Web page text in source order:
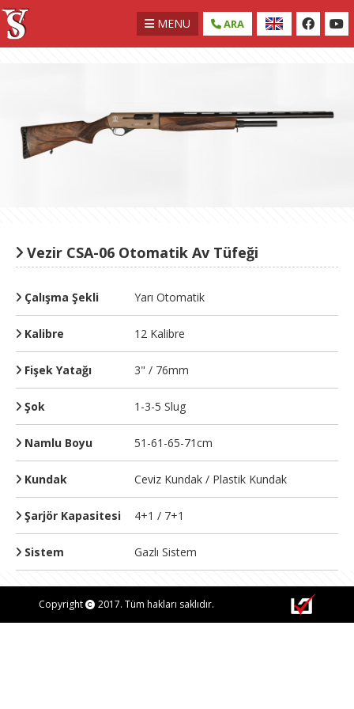
MENU ARA
Vezir CSA-06 Otomatik Av Tüfeği
Çalışma Şekli Yarı Otomatik
Kalibre 12 Kalibre
Fişek Yatağı 3" / 76mm
Şok 1-3-5 Slug
Namlu Boyu 51-61-65-71cm
Kundak Ceviz Kundak / Plastik Kundak
Şarjör Kapasitesi 4+1 / 7+1
Sistem Gazlı Sistem
Copyright 2017. Tüm hakları saklıdır.